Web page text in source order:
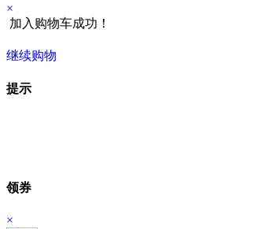
×
加入购物车成功！
继续购物
提示
领券
×